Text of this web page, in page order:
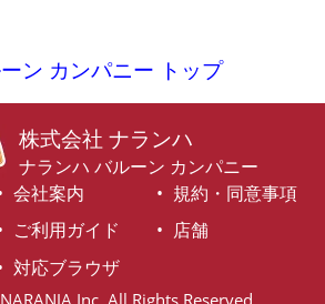
ン カンパニー トップ
株式会社 ナランハ
ナランハ バルーン カンパニー
会社案内
規約・同意事項
ご利用ガイド
店舗
対応ブラウザ